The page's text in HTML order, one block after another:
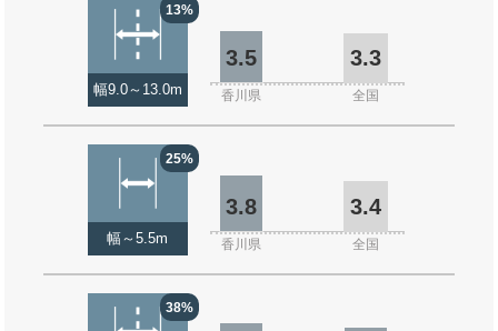
13%
幅9.0～13.0m
3.5 3.3
香川県 全国
25%
幅～5.5m
3.8 3.4
香川県 全国
38%